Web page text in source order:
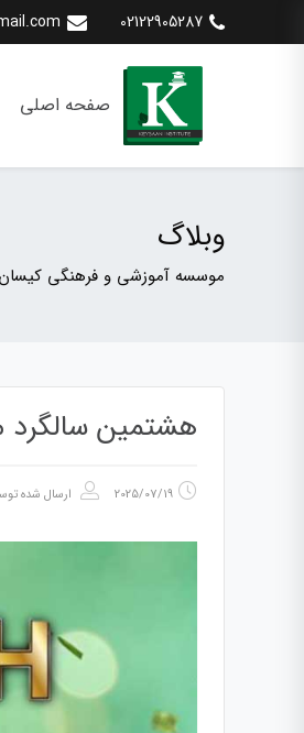
02122905287
صفحه اصلی
وبلاگ
موسسه آموزشی و فرهنگی کیسان
هشتمین
2025/07/19 ارسال شده